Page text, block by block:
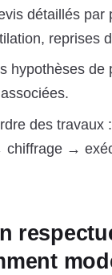
détaillés par
reprises
hypothèses de
des
chiffrage →